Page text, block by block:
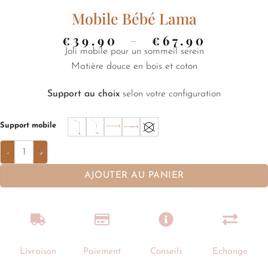
Mobile Bébé Lama
€ 39.90 – € 67.90
Joli mobile pour un sommeil serein
Matière douce en bois et coton
Support au choix selon votre configuration
Support mobile
AJOUTER AU PANIER
Livraison
Paiement
Conseils
Echange